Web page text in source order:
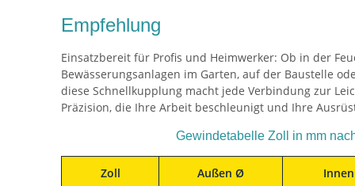
Empfehlung
Einsatzbereit für Profis und Heimwerker: Ob in der
Bewässerungsanlagen im Garten, auf der Baustelle
diese Schnellkupplung macht jede Verbindung zur
Präzision, die Ihre Arbeit beschleunigt und Ihre
Gewindetabelle Zoll in mm
Zoll Außen Ø